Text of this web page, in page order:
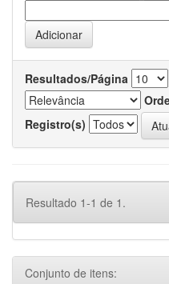
Resultados/Página
Registro(s)
Resultado 1-1 de 1.
Conjunto de itens: